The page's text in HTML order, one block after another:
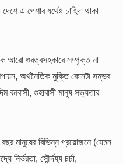
এ পেশার যথেষ্ট চাহিদা থাকা
আরো গুরত্বসহকারে সম্পৃক্ত না
অর্থনৈতিক মুক্তি কোনটা সম্ভব
বনবাসী, গুহাবাসী মানুষ সভ্যতার
বছর মানুষের বিভিন্ন প্রয়োজনে (যেমন
নির্ভরতা, সৌর্ন্দয্য চর্চা,